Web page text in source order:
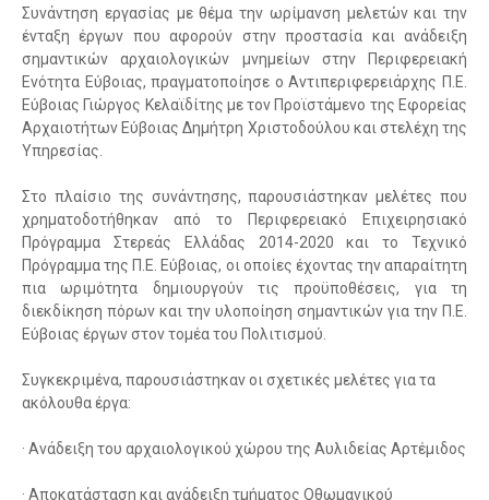
Συνάντηση εργασίας με θέμα την ωρίμανση μελετών και την
ένταξη έργων που αφορούν στην προστασία και ανάδειξη
σημαντικών αρχαιολογικών μνημείων στην Περιφερειακή
Ενότητα Εύβοιας, πραγματοποίησε ο Αντιπεριφερειάρχης Π.Ε.
Εύβοιας Γιώργος Κελαϊδίτης με τον Προϊστάμενο της Εφορείας
Αρχαιοτήτων Εύβοιας Δημήτρη Χριστοδούλου και στελέχη της
Υπηρεσίας.
Στο πλαίσιο της συνάντησης, παρουσιάστηκαν μελέτες που
χρηματοδοτήθηκαν από το Περιφερειακό Επιχειρησιακό
Πρόγραμμα Στερεάς Ελλάδας 2014-2020 και το Τεχνικό
Πρόγραμμα της Π.Ε. Εύβοιας, οι οποίες έχοντας την απαραίτητη
πια ωριμότητα δημιουργούν τις προϋποθέσεις, για τη
διεκδίκηση πόρων και την υλοποίηση σημαντικών για την Π.Ε.
Εύβοιας έργων στον τομέα του Πολιτισμού.
Συγκεκριμένα, παρουσιάστηκαν οι σχετικές μελέτες για τα
ακόλουθα έργα:
· Ανάδειξη του αρχαιολογικού χώρου της Αυλιδείας Αρτέμιδος
· Αποκατάσταση και ανάδειξη τμήματος Οθωμανικού